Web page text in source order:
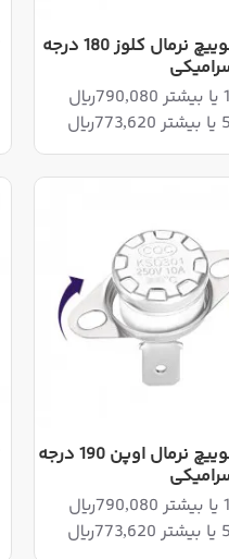
ترموسوییچ نرمال کلوز 180 درجه
ترموسوییچ نرمال اوپن 190 درجه